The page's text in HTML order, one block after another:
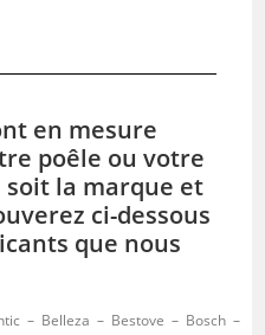
en mesure
poêle ou votre
la marque et
ci-dessous
que nous
– Belleza – Bestove – Bosch –